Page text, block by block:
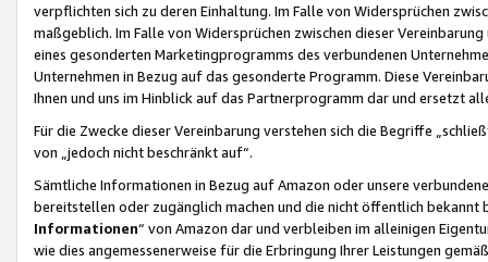
verpflichten sich zu deren Einhaltung. Im Falle von Widersprüchen
maßgeblich. Im Falle von Widersprüchen zwischen dieser
eines gesonderten Marketingprogramms des verbundenen
Unternehmen in Bezug auf das gesonderte Programm. Diese
Ihnen und uns im Hinblick auf das Partnerprogramm dar und ersetzt
Für die Zwecke dieser Vereinbarung verstehen sich die Begriffe
von „jedoch nicht beschränkt auf“.
Sämtliche Informationen in Bezug auf Amazon oder unsere
bereitstellen oder zugänglich machen und die nicht öffentlich
Informationen“ von Amazon dar und verbleiben im alleinigen
wie dies angemessenerweise für die Erbringung Ihrer Leistungen